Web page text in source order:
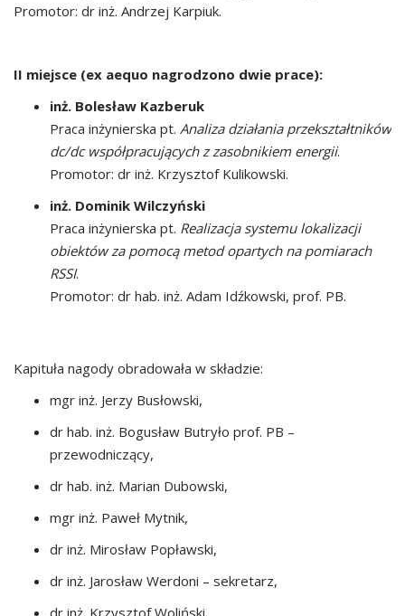
Promotor: dr inż. Andrzej Karpiuk.
II miejsce (ex aequo nagrodzono dwie prace):
inż. Bolesław Kazberuk
Praca inżynierska pt. Analiza działania przekształtników
dc/dc współpracujących z zasobnikiem energii.
Promotor: dr inż. Krzysztof Kulikowski.
inż. Dominik Wilczyński
Praca inżynierska pt. Realizacja systemu lokalizacji
obiektów za pomocą metod opartych na pomiarach
RSSI.
Promotor: dr hab. inż. Adam Idźkowski, prof. PB.
Kapituła nagody obradowała w składzie:
mgr inż. Jerzy Busłowski,
dr hab. inż. Bogusław Butryło prof. PB –
przewodniczący,
dr hab. inż. Marian Dubowski,
mgr inż. Paweł Mytnik,
dr inż. Mirosław Popławski,
dr inż. Jarosław Werdoni – sekretarz,